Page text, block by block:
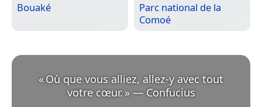
Bouaké
Parc national de la
Comoé
«Où que vous alliez, allez-y avec tout
votre cœur. » — Confucius